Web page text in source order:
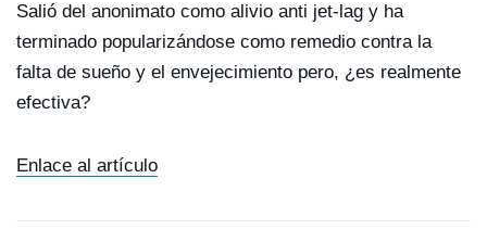
Salió del anonimato como alivio anti jet-lag y ha
terminado popularizándose como remedio contra la
falta de sueño y el envejecimiento pero, ¿es realmente
efectiva?
Enlace al artículo